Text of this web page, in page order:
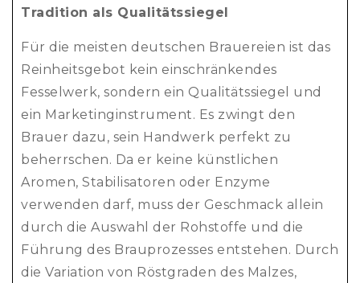
Tradition als Qualitätssiegel
Für die meisten deutschen Brauereien ist das
Reinheitsgebot kein einschränkendes
Fesselwerk, sondern ein Qualitätssiegel und
ein Marketinginstrument. Es zwingt den
Brauer dazu, sein Handwerk perfekt zu
beherrschen. Da er keine künstlichen
Aromen, Stabilisatoren oder Enzyme
verwenden darf, muss der Geschmack allein
durch die Auswahl der Rohstoffe und die
Führung des Brauprozesses entstehen. Durch
die Variation von Röstgraden des Malzes,